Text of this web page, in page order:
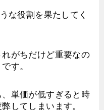
な役割を果たしてく
がちだけど重要なの
す。
単価が低すぎると時
してしまいます。